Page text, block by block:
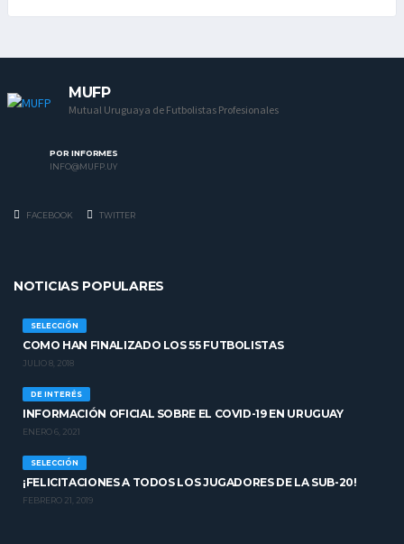
MUFP
Mutual Uruguaya de Futbolistas Profesionales
POR INFORMES
INFO@MUFP.UY
FACEBOOK TWITTER
NOTICIAS POPULARES
SELECCIÓN
COMO HAN FINALIZADO LOS 55 FUTBOLISTAS
JULIO 8, 2018
DE INTERÉS
INFORMACIÓN OFICIAL SOBRE EL COVID-19 EN URUGUAY
ENERO 6, 2021
SELECCIÓN
¡FELICITACIONES A TODOS LOS JUGADORES DE LA SUB-20!
FEBRERO 21, 2019